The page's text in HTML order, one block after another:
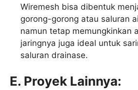
Wiremesh bisa dibentuk
gorong-gorong atau saluran
namun tetap memungkinkan
jaringnya juga ideal untuk
saluran drainase.
E. Proyek Lainnya: